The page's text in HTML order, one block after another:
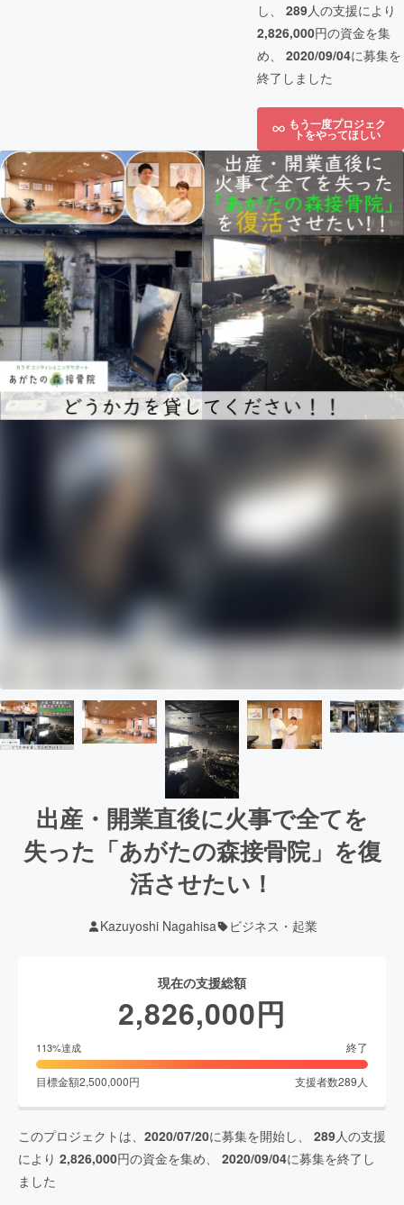
し、 289人の支援により
2,826,000円の資金を集
め、 2020/09/04に募集を
終了しました
もう一度プロジェク
トをやってほしい
出産・開業直後に火事で全てを
失った「あがたの森接骨院」を復
活させたい！
Kazuyoshi Nagahisa ビジネス・起業
現在の支援総額
2,826,000円
113%達成 終了
目標金額2,500,000円 支援者数289人
このプロジェクトは、 2020/07/20に募集を開始し、 289人の支援
により 2,826,000円の資金を集め、 2020/09/04に募集を終了し
ました